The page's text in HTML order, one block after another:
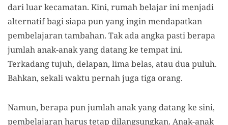
dari luar kecamatan. Kini, rumah belajar ini menjadi
alternatif bagi siapapun yang ingin mendapatkan
pembelajaran tambahan. Tak ada angka pasti berapa
jumlah anak-anak yang datang ke tempat ini.
Terkadang tujuh, delapan, lima belas, atau dua puluh.
Bahkan, sekali waktu pernah juga tiga orang.
Namun, berapapun jumlah anak yang datang ke sini,
pembelajaran harus tetap dilangsungkan. Anak-anak